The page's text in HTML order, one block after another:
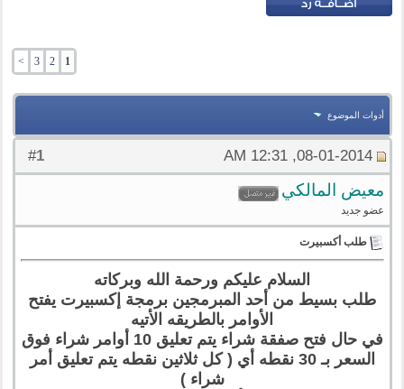
1
2
3
>
أدوات الموضوع
#
1 08-01-2014, 12:31 AM
معيض المالكي
عضو جديد
طلب أكسبيرت
السلام عليكم ورحمة الله وبركاته
طلب بسيط من أحد المبرمجين برمجة إكسبيرت يفتح
الأوامر بالطريقه الأتيه
في حال فتح صفقة شراء يتم تعليق 10 أوامر شراء فوق
السعر بـ 30 نقطه أي ( كل ثلاثين نقطه يتم تعليق أمر
شراء )